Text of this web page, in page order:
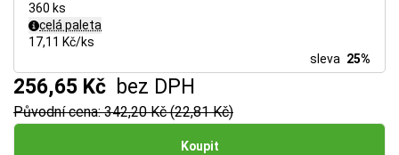
360 ks
celá paleta
17,11 Kč/ks
sleva 25%
256,65 Kč bez DPH
Původní cena: 342,20 Kč (22,81 Kč)
Koupit